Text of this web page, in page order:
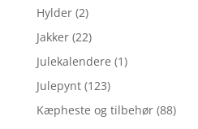
Hylder (2)
Jakker (22)
Julekalendere (1)
Julepynt (123)
Kæpheste og tilbehør (88)